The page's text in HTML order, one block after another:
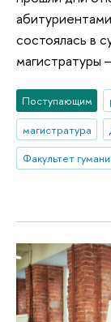
состоялась в
магистратуры
Поступающим
магистратура
Факультет